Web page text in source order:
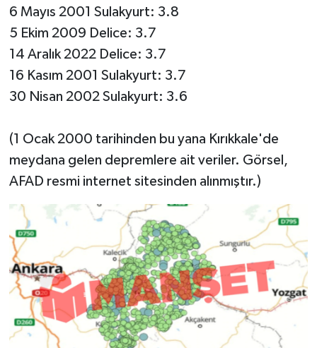
6 Mayıs 2001 Sulakyurt: 3.8
5 Ekim 2009 Delice: 3.7
14 Aralık 2022 Delice: 3.7
16 Kasım 2001 Sulakyurt: 3.7
30 Nisan 2002 Sulakyurt: 3.6
(1 Ocak 2000 tarihinden bu yana Kırıkkale'de
meydana gelen depremlere ait veriler. Görsel,
AFAD resmi internet sitesinden alınmıştır.)